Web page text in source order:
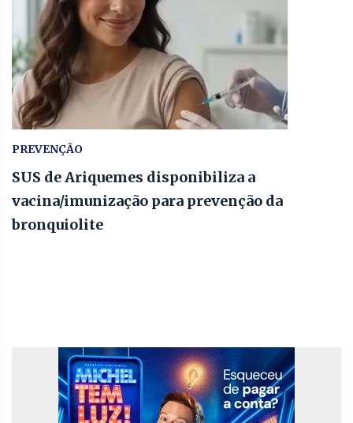
PREVENÇÃO
SUS de Ariquemes disponibiliza a
vacina/imunização para prevenção da
bronquiolite